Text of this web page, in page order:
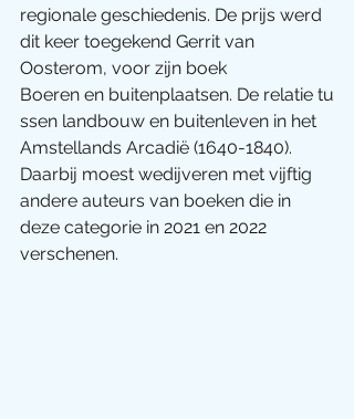
regionale geschiedenis. De prijs werd
dit keer toegekend Gerrit van
Oosterom, voor zijn boek
Boeren en buitenplaatsen. De relatie tu
ssen landbouw en buitenleven in het
Amstellands Arcadië (1640-1840).
Daarbij moest wedijveren met vijftig
andere auteurs van boeken die in
deze categorie in 2021 en 2022
verschenen.